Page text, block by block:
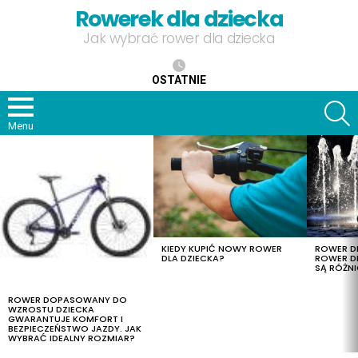
Rowerek dla dziecka
Jak wybrać rower dla dziecka
OSTATNIE
Menu
ROWER DOPASOWANY DO
WZROSTU DZIECKA
GWARANTUJE KOMFORT I
BEZPIECZEŃSTWO JAZDY. JAK
WYBRAĆ IDEALNY ROZMIAR?
KIEDY KUPIĆ NOWY ROWER
DLA DZIECKA?
ROWER
ROWER
SĄ